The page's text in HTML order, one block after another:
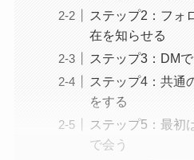
ステップ2：フォ
在を知らせる
ステップ3：DM
ステップ4：共通
をする
ステップ5：最初
で会う